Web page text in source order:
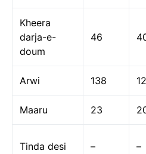
Kheera
darja-e-
doum
46
Arwi 138
Maaru 23
Tinda desi – –